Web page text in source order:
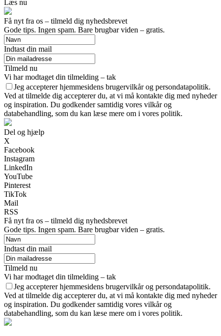
Læs nu
Få nyt fra os – tilmeld dig nyhedsbrevet
Gode tips. Ingen spam. Bare brugbar viden – gratis.
Indtast din mail
Tilmeld nu
Vi har modtaget din tilmelding – tak
Jeg accepterer hjemmesidens brugervilkår og persondatapolitik.
Ved at tilmelde dig accepterer du, at vi må kontakte dig med nyheder
og inspiration. Du godkender samtidig vores vilkår og
databehandling, som du kan læse mere om i vores politik.
Del og hjælp
X
Facebook
Instagram
LinkedIn
YouTube
Pinterest
TikTok
Mail
RSS
Få nyt fra os – tilmeld dig nyhedsbrevet
Gode tips. Ingen spam. Bare brugbar viden – gratis.
Indtast din mail
Tilmeld nu
Vi har modtaget din tilmelding – tak
Jeg accepterer hjemmesidens brugervilkår og persondatapolitik.
Ved at tilmelde dig accepterer du, at vi må kontakte dig med nyheder
og inspiration. Du godkender samtidig vores vilkår og
databehandling, som du kan læse mere om i vores politik.